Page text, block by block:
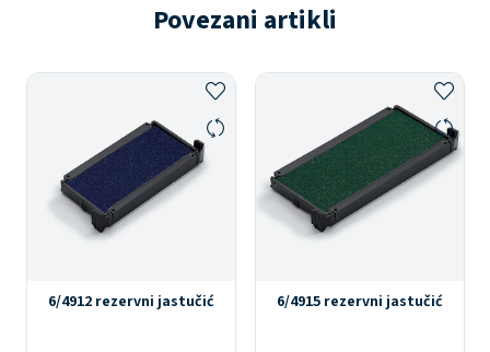
Povezani artikli
6/4912 rezervni jastučić 6/4915 rezervni jastučić